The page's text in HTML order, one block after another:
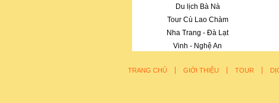
Du lịch Bà Nà
Tour Cù Lao Chàm
Nha Trang - Đà Lạt
Vinh - Nghệ An
TRANG CHỦ GIỚI THIỆU TOUR